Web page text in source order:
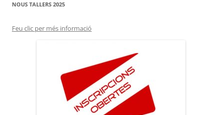
NOUS TALLERS 2025
Feu clic per més informació